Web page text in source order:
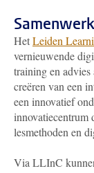
HetLeiden
vernieuwende
training en
creëren van een
een innovatief
innovatiecentrum
lesmethoden en
Via LLInC